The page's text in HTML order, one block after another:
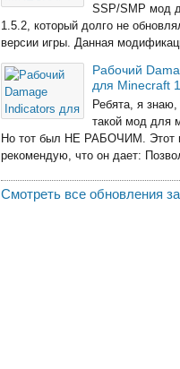
SSP/SMP мод
1.5.2, который долго не
версии игры. Данная
Рабочий
для Minecraft
Ребята, я
такой мод для
Но тот был НЕ РАБОЧИМ. Этот
рекомендую, что он дает:
Смотреть все обновления